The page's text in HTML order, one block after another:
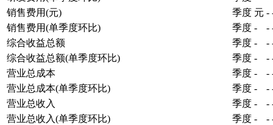
销售费用(元)
季度 元 -
销售费用(单季度环比)
季度 - -
综合收益总额
季度 - -
综合收益总额(单季度环比)
季度 - -
营业总成本
季度 - -
营业总成本(单季度环比)
季度 - -
营业总收入
季度 - -
营业总收入(单季度环比)
季度 - -